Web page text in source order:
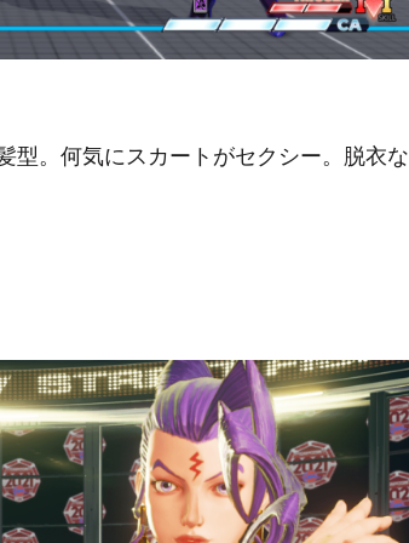
型。何気にスカートがセクシー。脱衣な